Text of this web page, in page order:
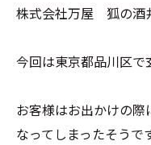
株式会社万屋 狐の酒
今回は東京都品川区で
お客様はお出かけの際
なってしまったそうで